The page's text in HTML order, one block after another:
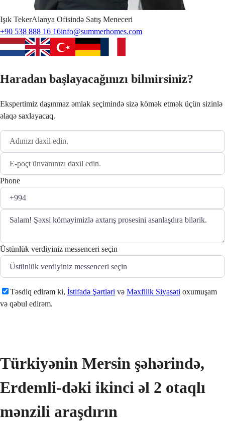
Işık TekerAlanya Ofisində Satış Meneceri
+90 538 888 16 16info@summerhomes.com
Haradan başlayacağınızı bilmirsiniz?
Ekspertimiz daşınmaz əmlak seçimində sizə kömək etmək üçün sizinlə
əlaqə saxlayacaq.
Phone
Üstünlük verdiyiniz messenceri seçin
Təsdiq edirəm ki, İstifadə Şərtləri və Məxfilik Siyasəti oxumuşam
və qəbul edirəm.
Türkiyənin Mersin şəhərində,
Erdemli-dəki ikinci əl 2 otaqlı
mənzili araşdırın